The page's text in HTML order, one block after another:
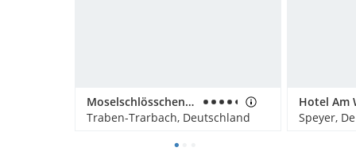
Moselschlösschen Spa & Resort
Traben-Trarbach, Deutschland
Hotel Am
Speyer,